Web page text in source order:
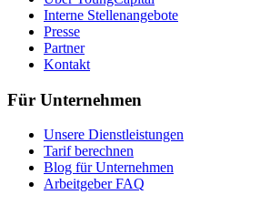
Interne Stellenangebote
Presse
Partner
Kontakt
Für Unternehmen
Unsere Dienstleistungen
Tarif berechnen
Blog für Unternehmen
Arbeitgeber FAQ